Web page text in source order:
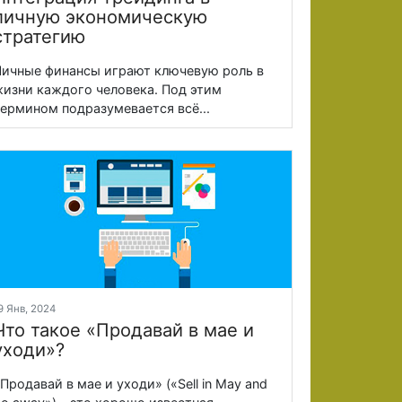
экономическую
финансы играют ключевую роль в
каждого человека. Под этим
подразумевается всё...
Янв, 2024
такое «Продавай в мае и
в мае и уходи» («Sell in May and